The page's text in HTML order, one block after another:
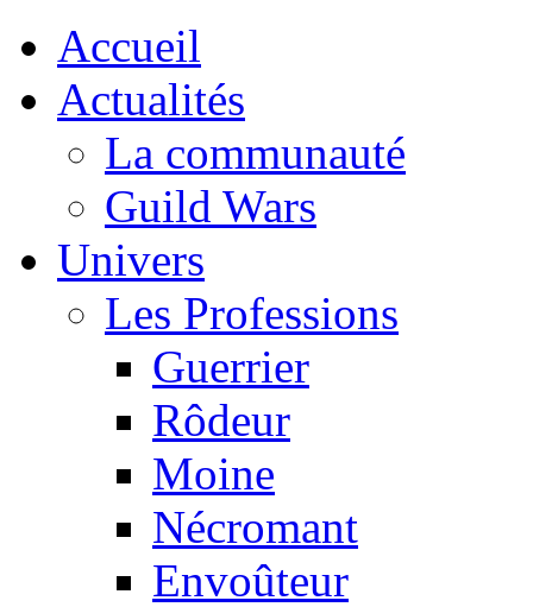
Accueil
Actualités
La communauté
Guild Wars
Univers
Les Professions
Guerrier
Rôdeur
Moine
Nécromant
Envoûteur